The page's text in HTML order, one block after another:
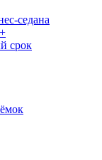
седана
срок